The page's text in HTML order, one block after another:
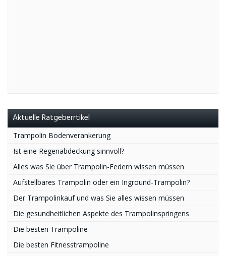
Aktuelle Ratgeberrtikel
Trampolin Bodenverankerung
Ist eine Regenabdeckung sinnvoll?
Alles was Sie über Trampolin-Federn wissen müssen
Aufstellbares Trampolin oder ein Inground-Trampolin?
Der Trampolinkauf und was Sie alles wissen müssen
Die gesundheitlichen Aspekte des Trampolinspringens
Die besten Trampoline
Die besten Fitnesstrampoline